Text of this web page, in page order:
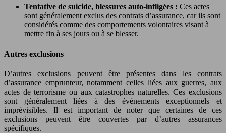
Tentative de suicide, blessures auto-infligées : Ces actes
sont généralement exclus des contrats d’assurance, car ils sont
considérés comme des comportements volontaires visant à
mettre fin à ses jours ou à se blesser.
Autres exclusions
D’autres exclusions peuvent être présentes dans les contrats
d’assurance emprunteur, notamment celles liées aux guerres, aux
actes de terrorisme ou aux catastrophes naturelles. Ces exclusions
sont généralement liées à des événements exceptionnels et
imprévisibles. Il est important de noter que certaines de ces
exclusions peuvent être couvertes par d’autres assurances
spécifiques.